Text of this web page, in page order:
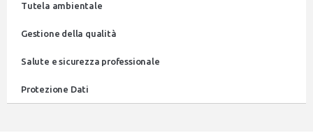
Tutela ambientale
Gestione della qualità
Salute e sicurezza professionale
Protezione Dati